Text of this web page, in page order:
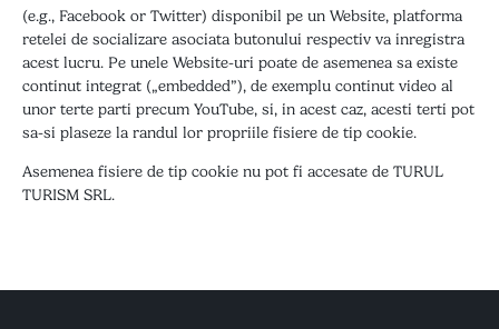
(e.g., Facebook or Twitter) disponibil pe un Website, platforma
retelei de socializare asociata butonului respectiv va inregistra
acest lucru. Pe unele Website-uri poate de asemenea sa existe
continut integrat („embedded”), de exemplu continut video al
unor terte parti precum YouTube, si, in acest caz, acesti terti pot
sa-si plaseze la randul lor propriile fisiere de tip cookie.
Asemenea fisiere de tip cookie nu pot fi accesate de TURUL
TURISM SRL.